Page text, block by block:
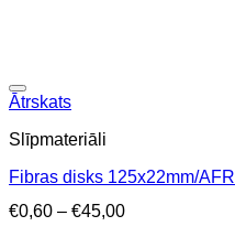
Ātrskats
Slīpmateriāli
Fibras disks 125x22mm/AFR
€0,60 – €45,00Price